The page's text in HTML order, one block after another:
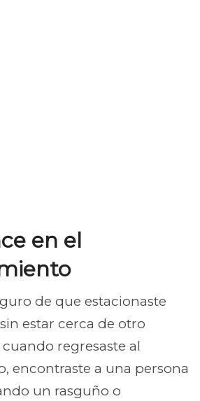
en el
de que estacionaste
estar cerca de otro
regresaste al
encontraste a una persona
un rasguño o